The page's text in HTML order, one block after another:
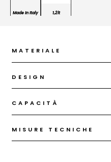
Made In Italy 1,2lt
MATERIALE
DESIGN
CAPACITÀ
MISURE TECNICHE